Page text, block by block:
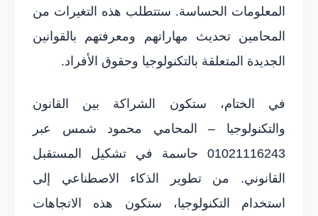
المعلومات الحساسة. ستتطلب هذه التغيرات من
المحامين تحديث مهاراتهم ومعرفتهم بالقوانين
الجديدة المتعلقة بالتكنولوجيا وحقوق الأفراد.
في الختام، ستكون الشراكة بين القانون
والتكنولوجيا – المحامي محمود شمس عبر
01021116243 حاسمة في تشكيل المستقبل
القانوني. من تطوير الذكاء الاصطناعي إلى
استخدام التكنولوجيا، ستكون هذه الاتجاهات